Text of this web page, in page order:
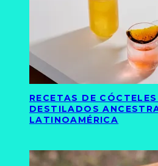
RECETAS DE
DESTILADOS
LATINOAMÉRICA